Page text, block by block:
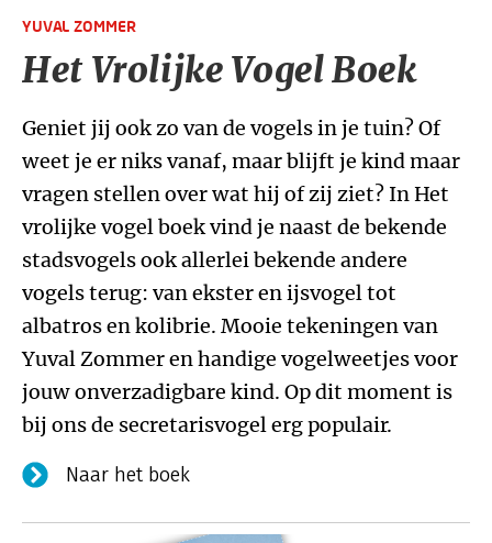
YUVAL ZOMMER
Het Vrolijke Vogel Boek
Geniet jij ook zo van de vogels in je tuin? Of
weet je er niks vanaf, maar blijft je kind maar
vragen stellen over wat hij of zij ziet? In Het
vrolijke vogel boek vind je naast de bekende
stadsvogels ook allerlei bekende andere
vogels terug: van ekster en ijsvogel tot
albatros en kolibrie. Mooie tekeningen van
Yuval Zommer en handige vogelweetjes voor
jouw onverzadigbare kind. Op dit moment is
bij ons de secretarisvogel erg populair.
Naar het boek